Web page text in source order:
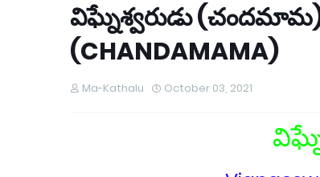
విఘ్నేశ్వరుడు
(CHANDAMAMA)
Ma-Kathalu October 03, 2021